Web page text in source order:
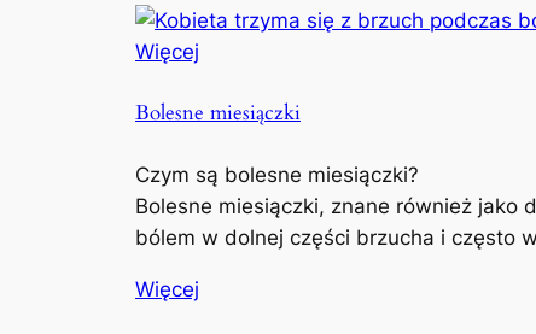
Więcej
Bolesne miesiączki
Czym są bolesne miesiączki?
Bolesne miesiączki, znane również jako
bólem w dolnej części brzucha i często
Więcej